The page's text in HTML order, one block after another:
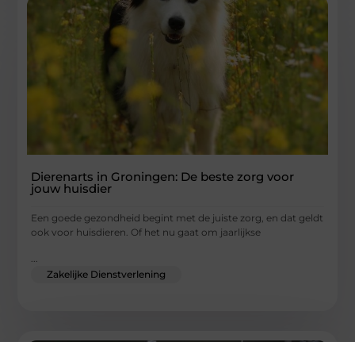
Dierenarts in Groningen: De beste zorg voor
jouw huisdier
Een goede gezondheid begint met de juiste zorg, en dat geldt
ook voor huisdieren. Of het nu gaat om jaarlijkse
Zakelijke Dienstverlening